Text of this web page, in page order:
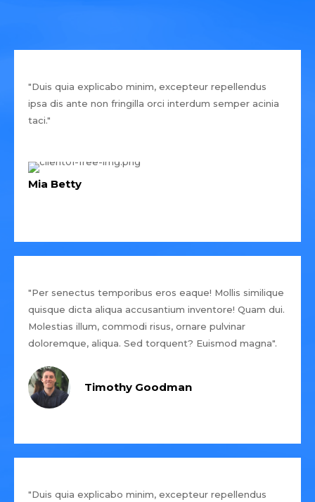
"Duis quia explicabo minim, excepteur repellendus
ipsa dis ante non fringilla orci interdum semper acinia
taci."
Mia Betty
"Per senectus temporibus eros eaque! Mollis similique
quisque dicta aliqua accusantium inventore! Quam dui.
Molestias illum, commodi risus, ornare pulvinar
doloremque, aliqua. Sed torquent? Euismod magna".
Timothy Goodman
"Duis quia explicabo minim, excepteur repellendus